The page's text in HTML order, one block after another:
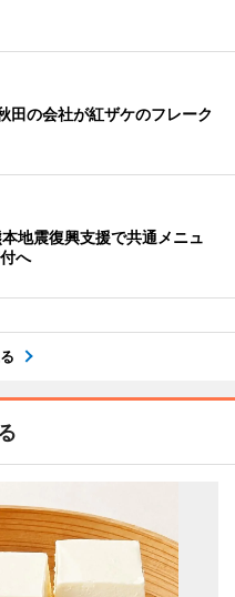
の会社が紅ザケのフレーク
地震復興支援で共通メニュ
へ